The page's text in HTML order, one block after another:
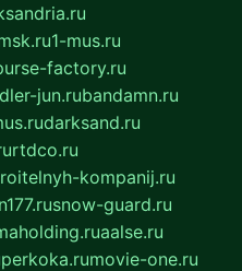
1-mus.ru
factory.ru
jun.rubandamn.ru
darksand.ru
rtdco.ru
kompanij.ru
snow-guard.ru
aalse.ru
perkoka.rumovie-one.ru